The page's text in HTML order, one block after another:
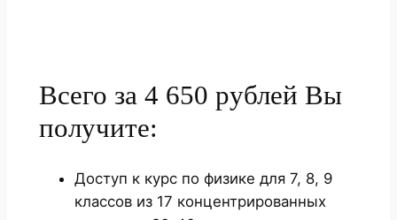
Всего за 4 650 рублей Вы
получите:
Доступ к курс по физике для 7, 8, 9
классов из 17 концентрированных